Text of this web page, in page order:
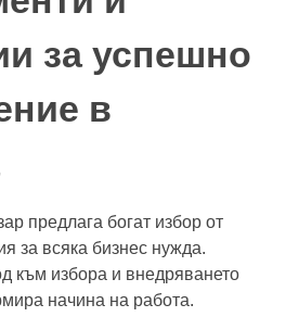
за успешно
в
предлага богат избор от
за всяка бизнес нужда.
към избора и внедряването
начина на работа.